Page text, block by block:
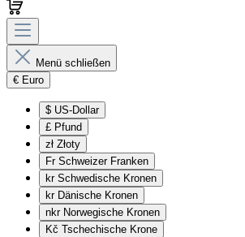
Menü schließen
€ Euro
$ US-Dollar
£ Pfund
zł Złoty
Fr Schweizer Franken
kr Schwedische Kronen
kr Dänische Kronen
nkr Norwegische Kronen
Kč Tschechische Krone